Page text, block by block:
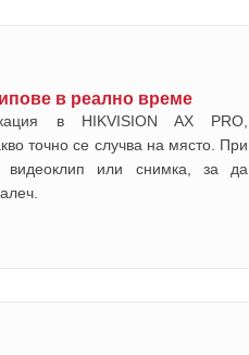
в реално време
в HIKVISION AX PRO,
точно се случва на място. При
видеоклип или снимка, за да